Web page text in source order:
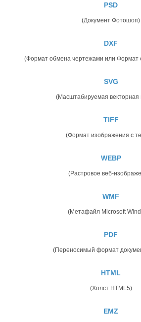
PSD
(Документ Фотошоп)
DXF
(Формат обмена чертежами или Формат
SVG
(Масштабируемая векторная
TIFF
(Формат изображения с
WEBP
(Растровое веб-
WMF
(Метафайл Microsoft
PDF
(Переносимый формат
HTML
(Холст HTML5)
EMZ